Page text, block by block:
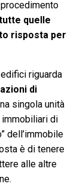
quelle
risposta per
riguarda
di
singola unità
di
dell’immobile
è di tenere
alle altre